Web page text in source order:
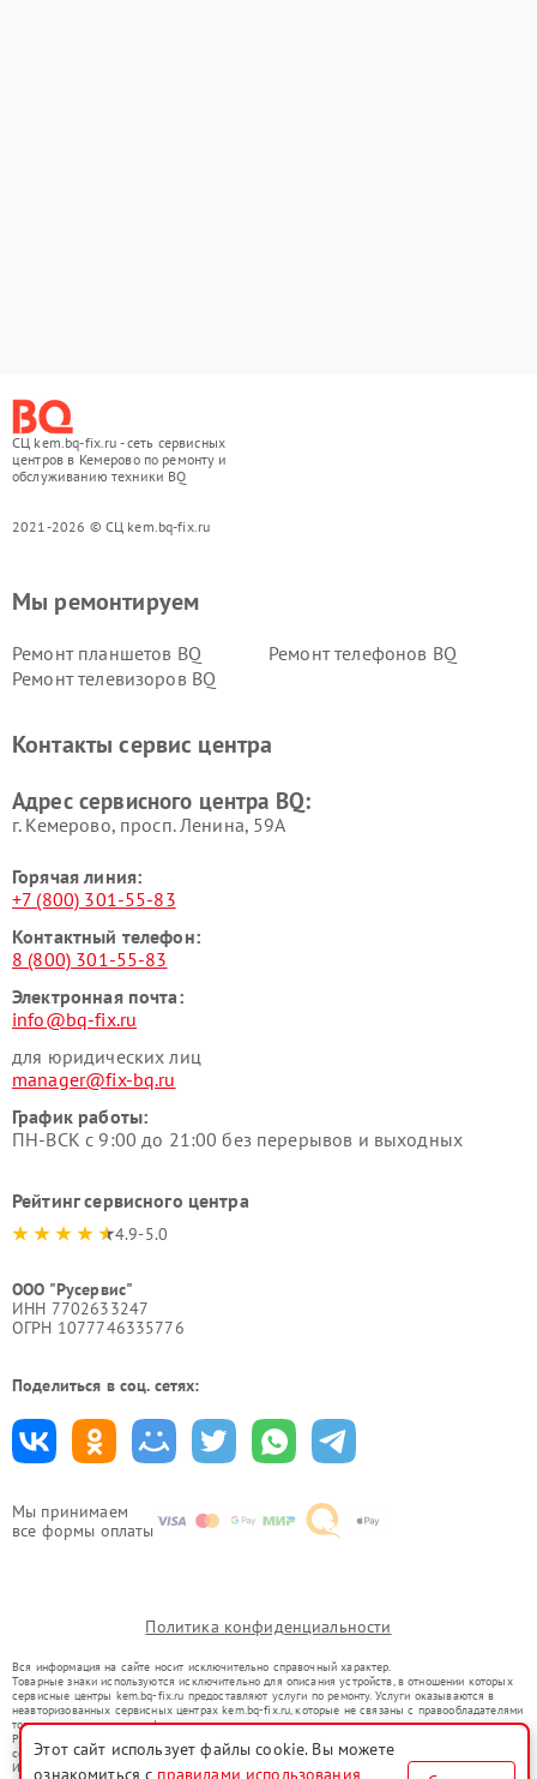
СЦ kem.bq-fix.ru - сеть сервисных
центров в Кемерово по ремонту и
обслуживанию техники BQ
2021-2026 © СЦ kem.bq-fix.ru
Мы принимаем
все формы оплаты
Мы ремонтируем
Ремонт планшетов BQ
Ремонт телефонов BQ
Ремонт телевизоров BQ
Контакты сервис центра
Адрес сервисного центра BQ:
г. Кемерово, просп. Ленина, 59А
Горячая линия:
+7 (800) 301-55-83
Контактный телефон:
8 (800) 301-55-83
Электронная почта:
info@bq-fix.ru
для юридических лиц
manager@fix-bq.ru
График работы:
ПН-ВСК с 9:00 до 21:00 без перерывов и выходных
Рейтинг сервисного центра
4.9-5.0
ООО "Русервис"
ИНН 7702633247
ОГРН 1077746335776
Поделиться в соц. сетях:
Политика конфиденциальности
Вся информация на сайте носит исключительно справочный характер.
Товарные знаки используются исключительно для описания устройств, в отношении которых
сервисные центры kem.bq-fix.ru предоставляют услуги по ремонту. Услуги оказываются в
неавторизованных сервисных центрах kem.bq-fix.ru, которые не связаны с правообладателями
товарных знаков или их официальными представителями.
Ремонт осуществляется для устройств, уже введенных в гражданский оборот в соответствии
со статьей 1487 ГК РФ.
Использование товарных знаков не преследует цели индивидуализации услуг или введения
Этот сайт использует файлы cookie. Вы можете
ознакомиться с правилами использования